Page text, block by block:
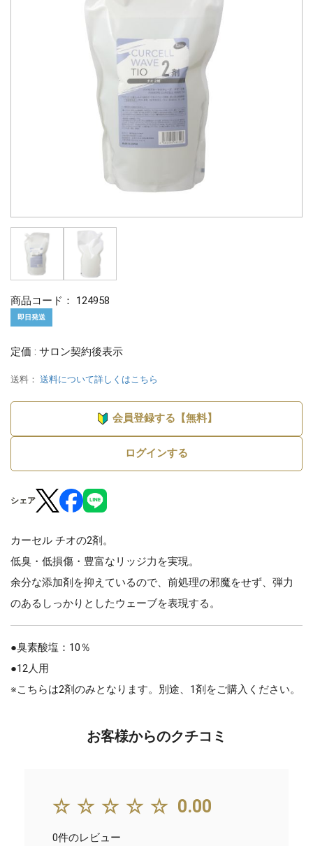
商品コード： 124958
即日発送
定価 : サロン契約後表示
送料： 送料について詳しくはこちら
会員登録する【無料】
ログインする
シェア
カーセル チオの2剤。
低臭・低損傷・豊富なリッジ力を実現。
余分な添加剤を抑えているので、前処理の邪魔をせず、弾力
のあるしっかりとしたウェーブを表現する。
●臭素酸塩：10％
●12人用
※こちらは2剤のみとなります。別途、1剤をご購入ください。
お客様からのクチコミ
☆☆☆☆☆ 0.00
0件のレビュー